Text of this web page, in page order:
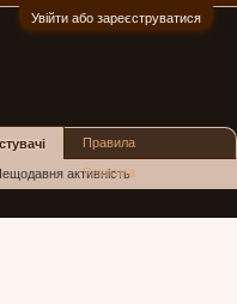
Увійти або зареєструватися
активність
Правила
Реклама